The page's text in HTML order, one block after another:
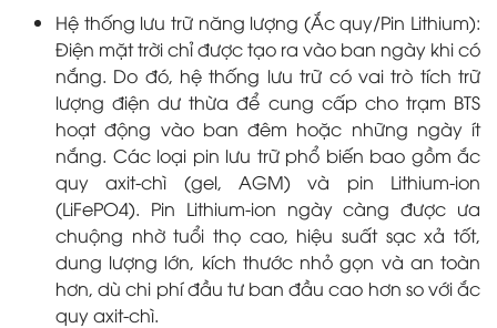
Hệ thống lưu trữ năng lượng (Ắc quy/Pin Lithium):
Điện mặt trời chỉ được tạo ra vào ban ngày khi có
nắng. Do đó, hệ thống lưu trữ có vai trò tích trữ
lượng điện dư thừa để cung cấp cho trạm BTS
hoạt động vào ban đêm hoặc những ngày ít
nắng. Các loại pin lưu trữ phổ biến bao gồm ắc
quy axit-chì (gel, AGM) và pin Lithium-ion
(LiFePO4). Pin Lithium-ion ngày càng được ưa
chuộng nhờ tuổi thọ cao, hiệu suất sạc xả tốt,
dung lượng lớn, kích thước nhỏ gọn và an toàn
hơn, dù chi phí đầu tư ban đầu cao hơn so với ắc
quy axit-chì.